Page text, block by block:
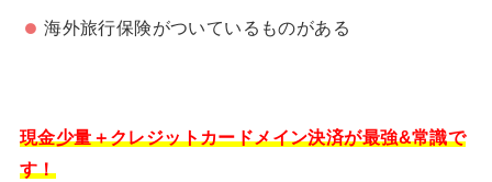
海外旅行保険がついているものがある
現金少量＋クレジットカードメイン決済が最強&常識で
す！